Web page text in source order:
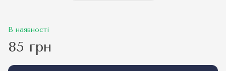
В наявності
85 грн